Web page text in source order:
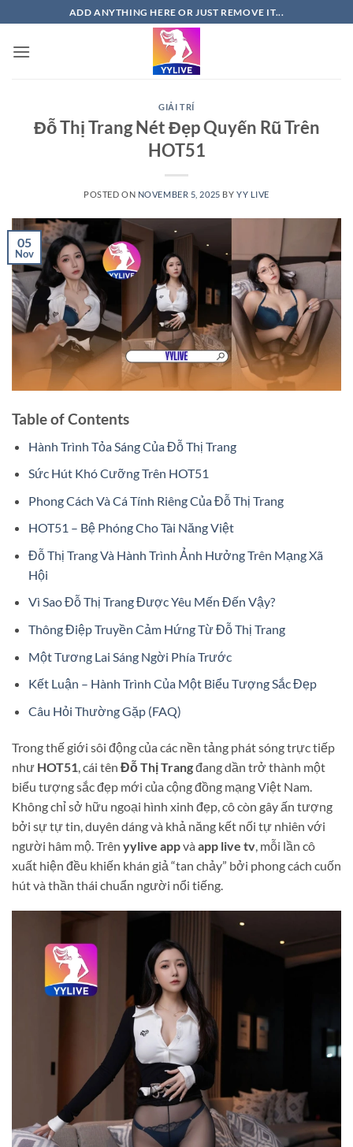
to
content
ADD ANYTHING HERE OR JUST REMOVE IT...
GIẢI TRÍ
Đỗ Thị Trang Nét Đẹp Quyến Rũ Trên
HOT51
POSTED ON NOVEMBER 5, 2025 BY YY LIVE
05
Nov
Table of Contents
Hành Trình Tỏa Sáng Của Đỗ Thị Trang
Sức Hút Khó Cưỡng Trên HOT51
Phong Cách Và Cá Tính Riêng Của Đỗ Thị Trang
HOT51 – Bệ Phóng Cho Tài Năng Việt
Đỗ Thị Trang Và Hành Trình Ảnh Hưởng Trên Mạng Xã
Hội
Vì Sao Đỗ Thị Trang Được Yêu Mến Đến Vậy?
Thông Điệp Truyền Cảm Hứng Từ Đỗ Thị Trang
Một Tương Lai Sáng Ngời Phía Trước
Kết Luận – Hành Trình Của Một Biểu Tượng Sắc Đẹp
Câu Hỏi Thường Gặp (FAQ)
Trong thế giới sôi động của các nền tảng phát sóng trực tiếp
như HOT51 , cái tên Đỗ Thị Trangđang dần trở thành một
biểu tượng sắc đẹp mới của cộng đồng mạng Việt Nam.
Không chỉ sở hữu ngoại hình xinh đẹp, cô còn gây ấn tượng
bởi sự tự tin, duyên dáng và khả năng kết nối tự nhiên với
người hâm mộ. Trên yylive appvà app live tv , mỗi lần cô
xuất hiện đều khiến khán giả “tan chảy” bởi phong cách cuốn
hút và thần thái chuẩn người nổi tiếng.